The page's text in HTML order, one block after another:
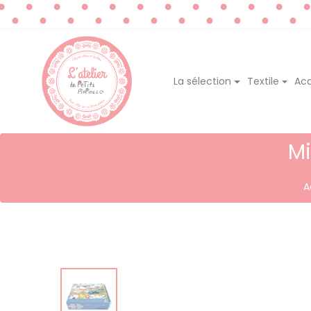
La sélection Textile